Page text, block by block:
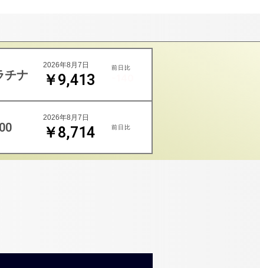
チナ ￥9,413
2026年8月7日 前日比
￥8,714
2026年8月7日
前日比